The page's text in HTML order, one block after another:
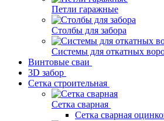
Петли гаражные
Столбы для забора
Системы для откатных
Винтовые сваи
3D забор
Сетка строительная
Сетка сварная
Сетка сварная